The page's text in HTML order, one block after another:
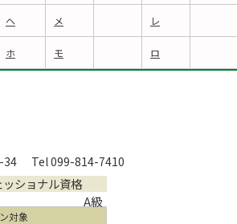
ヘ メ レ
ホ モ ロ
34 Tel 099-814-7410
ショナル資格
A級
対象